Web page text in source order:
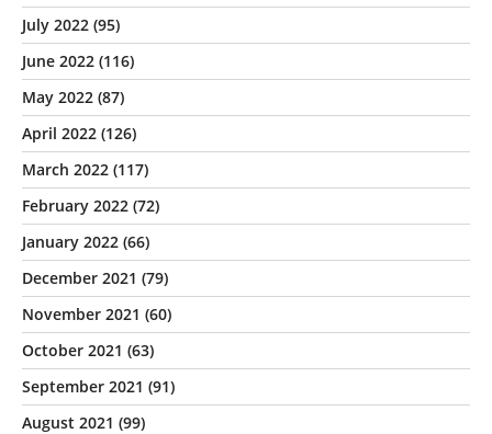
July 2022 (95)
June 2022 (116)
May 2022 (87)
April 2022 (126)
March 2022 (117)
February 2022 (72)
January 2022 (66)
December 2021 (79)
November 2021 (60)
October 2021 (63)
September 2021 (91)
August 2021 (99)